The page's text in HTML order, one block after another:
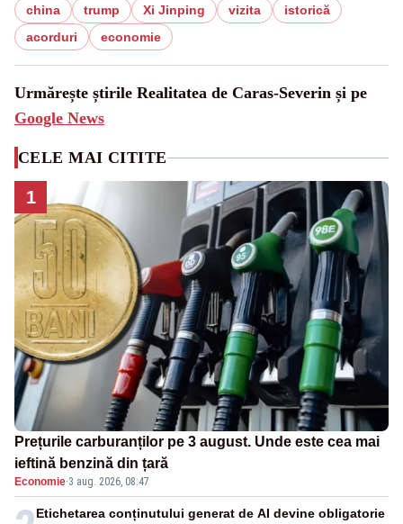
china trump Xi Jinping vizita
istorică
acorduri
economie
Urmărește știrile Realitatea de Caras-Severin și pe
Google News
CELE MAI CITITE
1
Prețurile carburanților pe 3 august. Unde este cea mai
ieftină benzină din țară
Economie·3 aug. 2026, 08:47
Etichetarea conținutului generat de AI devine obligatorie